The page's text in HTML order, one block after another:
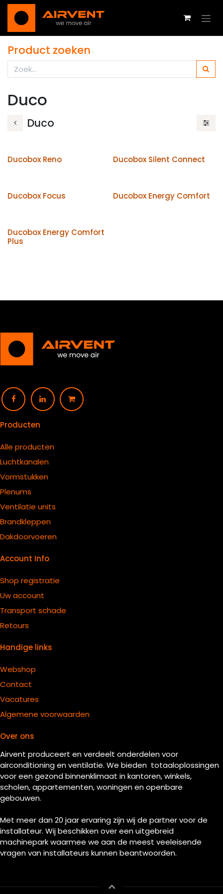
Overslaan naar inhoud
Product zoeken
Duco
Duco
Ducobox Reno Ducobox Silent Connect
Ducobox Focus Ducobox Energy Comfort
Ducobox Energy Comfort
Plus
Producten
Alle producten
Luchtkanalen
Vormstukken
Plenums
Ventilatie units
Brandkleppen
Dakdoorvoeren
Account Info
Shop registratie
Uw account
Transport schade
Retours
Handige links
Webshop
Contact
Vacatures
Algemene voorwaarden
Over ons
Airvent produceert en verdeelt onderdelen voor
airconditioning en ventilatie. We bieden totaaloplossingen
voor een gezond binnenklimaat in kantoren, winkels,
scholen, appartementen, woningen en openbare
gebouwen.
Met meer dan 20 jaar ervaring zijn wij de partner voor de
installateur. Wij beschikken over een uitgebreid
machinepark waarmee we aan de meest veeleisende
vragen van installateurs kunnen beantwoorden.